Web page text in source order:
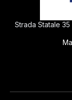
Strada Statale